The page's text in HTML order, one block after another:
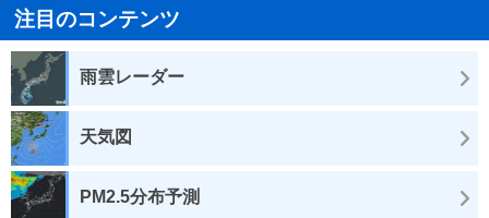
注目のコンテンツ
雨雲レーダー
天気図
PM2.5分布予測